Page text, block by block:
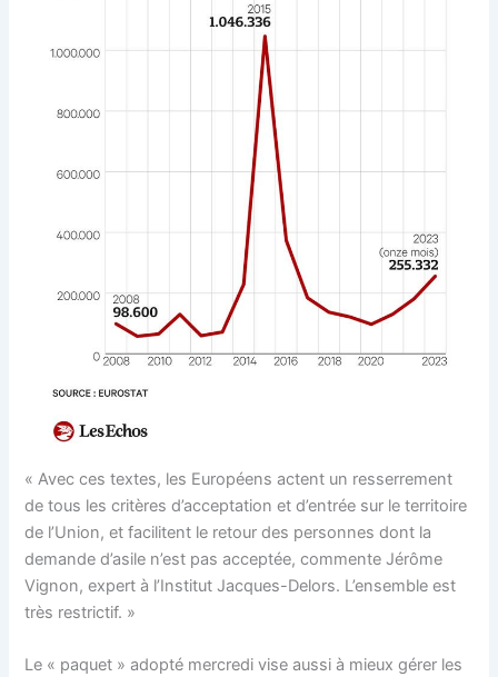
« Avec ces textes, les Européens actent un resserrement
de tous les critères d’acceptation et d’entrée sur le territoire
de l’Union, et facilitent le retour des personnes dont la
demande d’asile n’est pas acceptée, commente Jérôme
Vignon, expert à l’Institut Jacques-Delors. L’ensemble est
très restrictif. »
Le « paquet » adopté mercredi vise aussi à mieux gérer les